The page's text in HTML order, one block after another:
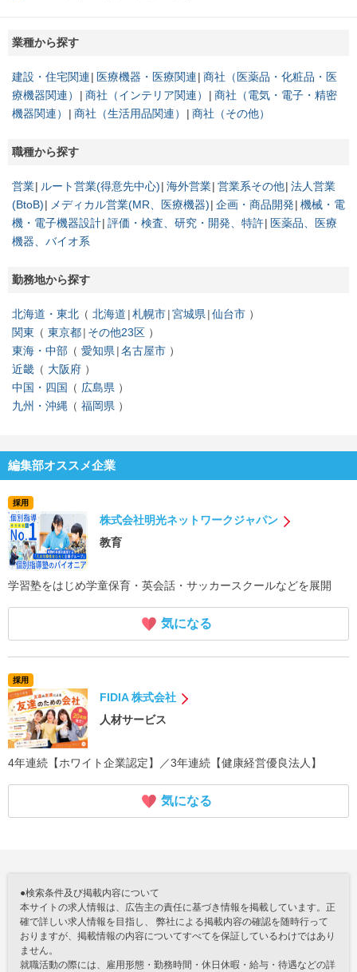
業種から探す
建設・住宅関連 医療機器・医療関連 商社（医薬品・化粧品・医
療機器関連）
商社（インテリア関連）
商社（電気・電子・精密
機器関連）
商社（生活用品関連） 商社（その他）
職種から探す
営業 ルート営業(得意先中心) 海外営業 営業系その他 法人営業
(BtoB)
メディカル営業(MR、医療機器) 企画・商品開発 機械・電
機・電子機器設計 評価・検査、研究・開発、特許
医薬品、医療
機器、バイオ系
勤務地から探す
北海道・東北 北海道 札幌市 宮城県 仙台市
関東
東京都 その他23区
東海・中部
愛知県 名古屋市
近畿
大阪府
中国・四国
広島県
九州・沖縄
福岡県
編集部オススメ企業
採用
株式会社明光ネットワークジャパン
教育
学習塾をはじめ学童保育・英会話・サッカースクールなどを展開
気になる
採用
FIDIA 株式会社
人材サービス
4年連続【ホワイト企業認定】／3年連続【健康経営優良法人】
気になる
●検索条件及び掲載内容について
本サイトの求人情報は、広告主の責任に基づき情報を掲載しています。正
確で詳しい求人情報を目指し、 弊社による掲載内容の確認を随時行って
おりますが、掲載情報の内容についてすべてを保証しているわけではあり
ません。
就職活動の際には、雇用形態・勤務時間・休日休暇・給与・待遇などの詳